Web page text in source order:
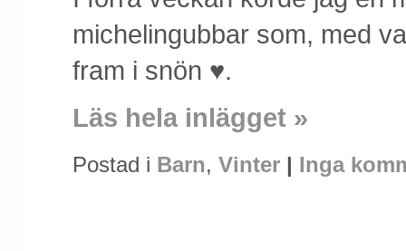
michelingubbar som, med
fram i snön ♥.
Läs hela inlägget »
Postad i Barn, Vinter | Inga